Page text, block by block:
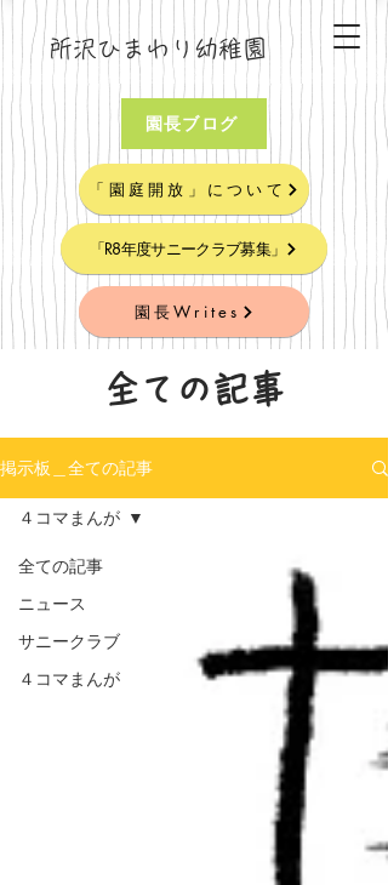
所沢ひまわり幼稚園
園長ブログ
「園庭開放」について
「R8年度サニークラブ募集」
園長Writes
全ての記事
掲示板＿全ての記事
全ての記事
ニュース
サニークラブ
４コマまんが
４コマまんが